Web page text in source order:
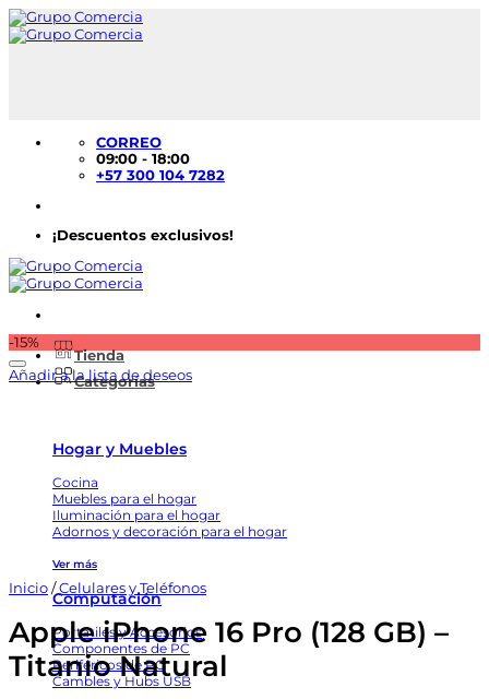
Saltar
al
contenido
CORREO
09:00 - 18:00
+57 300 104 7282
¡Descuentos exclusivos!
Tienda
Categorías
Hogar y Muebles
Cocina
Muebles para el hogar
Iluminación para el hogar
Adornos y decoración para el hogar
Ver más
Computación
Portátiles y Accesorios
Componentes de PC
Periféricos de PC
Cambles y Hubs USB
-15%
Añadir a la lista de deseos
Inicio / Celulares y Teléfonos
Apple iPhone 16 Pro (128 GB) –
Titanio Natural